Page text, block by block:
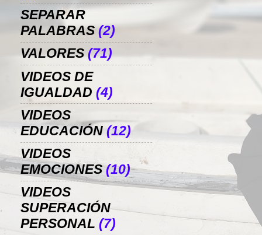
SEPARAR
PALABRAS (2)
VALORES (71)
VIDEOS DE
IGUALDAD (4)
VIDEOS
EDUCACIÓN (12)
VIDEOS
EMOCIONES (10)
VIDEOS
SUPERACIÓN
PERSONAL (7)